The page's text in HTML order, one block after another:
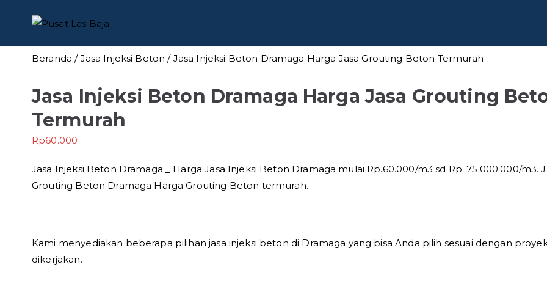
Pusat Las Baja
Beranda / Jasa Injeksi Beton / Jasa Injeksi Beton Dramaga Harga Jasa Grouting Beton Termurah
Jasa Injeksi Beton Dramaga Harga Jasa Grouting
Termurah
Rp60.000
Jasa Injeksi Beton Dramaga _ Harga Jasa Injeksi Beton Dramaga mulai Rp.60.000/m3 sd Rp. 75.000.000/m3.
Grouting Beton Dramaga Harga Grouting Beton termurah.
Kami menyediakan beberapa pilihan jasa injeksi beton di Dramaga yang bisa Anda pilih sesuai dengan
dikerjakan.